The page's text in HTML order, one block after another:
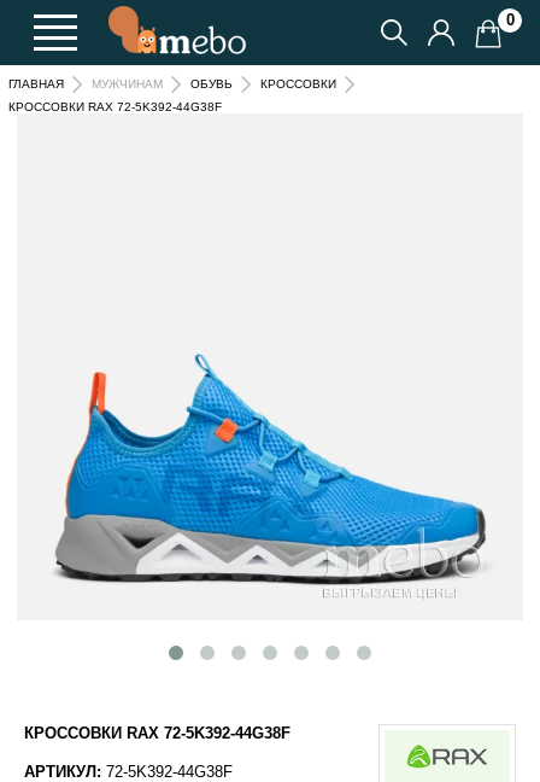
0
ГЛАВНАЯ МУЖЧИНАМ ОБУВЬ
КРОССОВКИ
КРОССОВКИ RAX 72-5K392-44G38F
КРОССОВКИ RAX 72-5K392-44G38F
АРТИКУЛ: 72-5K392-44G38F